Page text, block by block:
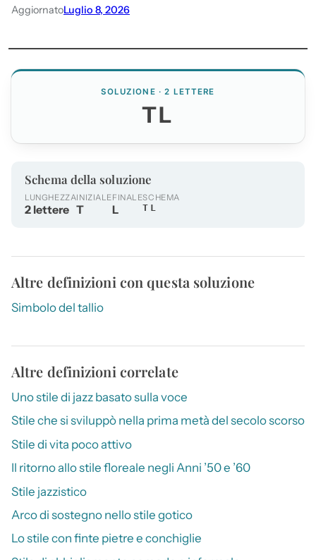
AggiornatoLuglio 8, 2026
SOLUZIONE · 2 LETTERE
TL
Schema della soluzione
LUNGHEZZA
2 lettere
INIZIALE
T
FINALE
L
SCHEMA
TL
Altre definizioni con questa soluzione
Simbolo del tallio
Altre definizioni correlate
Uno stile di jazz basato sulla voce
Stile che si sviluppò nella prima metà del secolo scorso
Stile di vita poco attivo
Il ritorno allo stile floreale negli Anni ’50 e ’60
Stile jazzistico
Arco di sostegno nello stile gotico
Lo stile con finte pietre e conchiglie